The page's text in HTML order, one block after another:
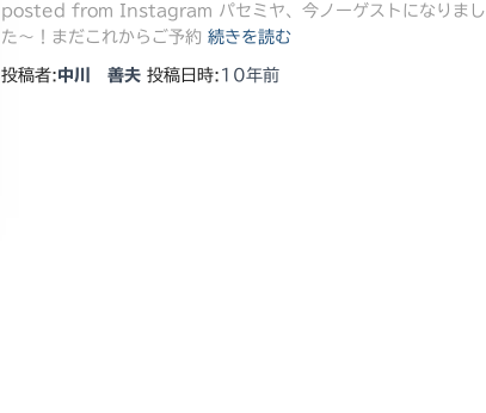
posted from Instagram パセミヤ、今ノーゲストになりまし
た〜！まだこれからご予約 続きを読む
投稿者:中川 善夫 投稿日時: 10年前